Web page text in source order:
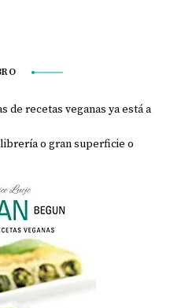
de recetas veganas ya está a
o gran superficie o